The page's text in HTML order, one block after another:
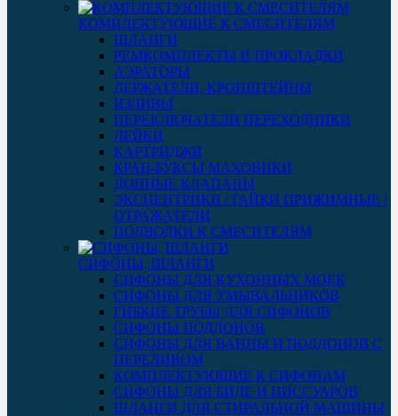
КОМПЛЕКТУЮЩИЕ К СМЕСИТЕЛЯМ
ШЛАНГИ
РЕМКОМПЛЕКТЫ И ПРОКЛАДКИ
АЭРАТОРЫ
ДЕРЖАТЕЛИ, КРОНШТЕЙНЫ
ИЗЛИВЫ
ПЕРЕКЛЮЧАТЕЛИ ПЕРЕХОДНИКИ
ЛЕЙКИ
КАРТРИДЖИ
КРАН-БУКСЫ МАХОВИКИ
ДОННЫЕ КЛАПАНЫ
ЭКСЦЕНТРИКИ / ГАЙКИ ПРИЖИМНЫЕ /
ОТРАЖАТЕЛИ
ПОДВОДКИ К СМЕСИТЕЛЯМ
СИФОНЫ, ШЛАНГИ
СИФОНЫ ДЛЯ КУХОННЫХ МОЕК
СИФОНЫ ДЛЯ УМЫВАЛЬНИКОВ
ГИБКИЕ ТРУБЫ ДЛЯ СИФОНОВ
СИФОНЫ ПОДДОНОВ
СИФОНЫ ДЛЯ ВАННЫ И ПОДДОНОВ С
ПЕРЕЛИВОМ
КОМПЛЕКТУЮЩИЕ К СИФОНАМ
СИФОНЫ ДЛЯ БИДЕ И ПИССУАРОВ
ШЛАНГИ ДЛЯ СТИРАЛЬНОЙ МАШИНЫ